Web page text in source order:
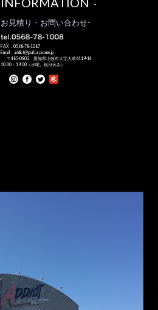
-
お見積り・お問い合わせ-
FAX：0568-78-1087
Email：addict@guitar.ocn.ne.jp
〒485-0802 愛知県小牧市大字大草6119-14
10:00－19:00（水曜、祝日休み）